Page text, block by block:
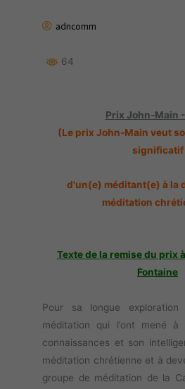
adncomm
64
Prix John-Main
(Le prix John-Main veut
significatif
d'un(e) méditant(e) à la
méditation
Texte de la remise du prix
Fontaine
Pour sa longue
méditation qui l’ont mené
connaissances et son
méditation chrétienne et à
groupe de méditation de la